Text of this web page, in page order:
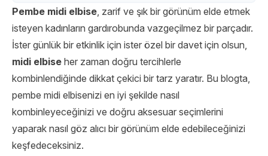
Pembe midi elbise, zarif ve şık bir görünüm elde etmek
isteyen kadınların gardırobunda vazgeçilmez bir parçadır.
İster günlük bir etkinlik için ister özel bir davet için olsun,
midi elbise her zaman doğru tercihlerle
kombinlendiğinde dikkat çekici bir tarz yaratır. Bu blogta,
pembe midi elbisenizi en iyi şekilde nasıl
kombinleyeceğinizi ve doğru aksesuar seçimlerini
yaparak nasıl göz alıcı bir görünüm elde edebileceğinizi
keşfedeceksiniz.